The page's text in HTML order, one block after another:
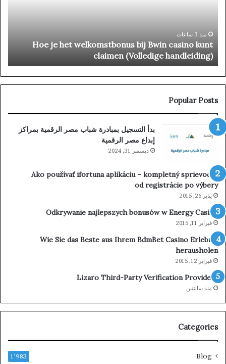
Hoe je het
casino Kod Promocyjny Niewłaściwie
Działa: Rozwiązywanie Problemów
Popular Posts
بدأ التسجيل بمبادرة شباب مصر الرقمية بمراكز
إبداع مصر الرقمية
ديسمبر 31, 2024
Ako používať ifortuna aplikáciu – kompletný sprievodca
od registrácie po výbery
يناير 26, 2015
Odkrywanie najlepszych bonusów w Energy Casino
فبراير 11, 2015
Wie Sie das Beste aus Ihrem BdmBet Casino Erlebnis
herausholen
فبراير 12, 2015
Lizaro Third-Party Verification Providers
منذ ساعتين
Categories
Blog 1٬983